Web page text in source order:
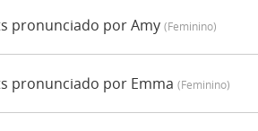
pronunciado por Amy (feminino)
pronunciado por Emma (feminino)